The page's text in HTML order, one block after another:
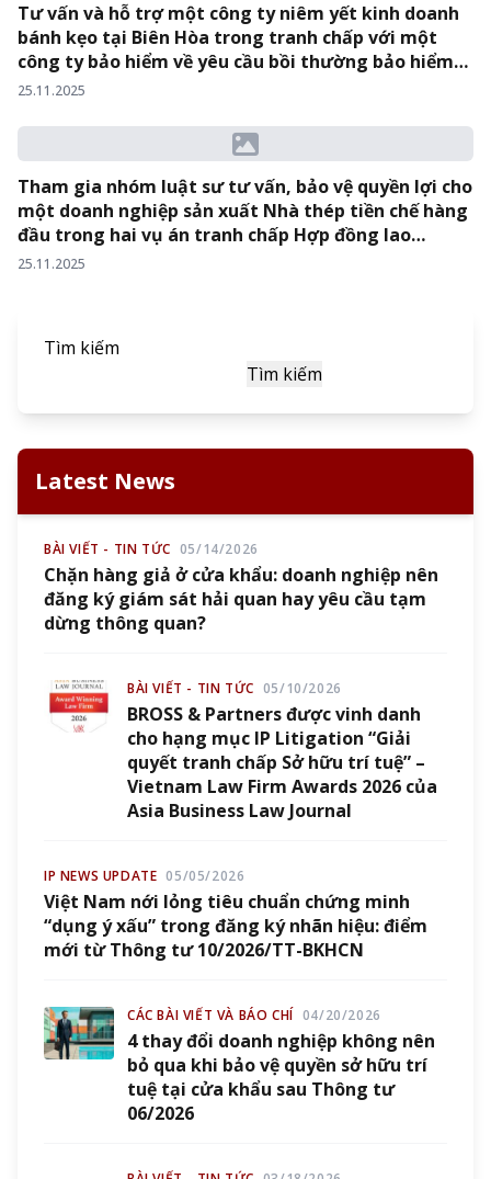
Tư vấn và hỗ trợ một công ty niêm yết kinh doanh
bánh kẹo tại Biên Hòa trong tranh chấp với một
công ty bảo hiểm về yêu cầu bồi thường bảo hiểm
cháy nhà máy…
25.11.2025
Tham gia nhóm luật sư tư vấn, bảo vệ quyền lợi cho
một doanh nghiệp sản xuất Nhà thép tiền chế hàng
đầu trong hai vụ án tranh chấp Hợp đồng lao
động…
25.11.2025
Tìm kiếm
Tìm kiếm
Latest News
BÀI VIẾT - TIN TỨC 05/14/2026
Chặn hàng giả ở cửa khẩu: doanh nghiệp nên
đăng ký giám sát hải quan hay yêu cầu tạm
dừng thông quan?
BÀI VIẾT - TIN TỨC 05/10/2026
BROSS & Partners được vinh danh
cho hạng mục IP Litigation “Giải
quyết tranh chấp Sở hữu trí tuệ” –
Vietnam Law Firm Awards 2026 của
Asia Business Law Journal
IP NEWS UPDATE 05/05/2026
Việt Nam nới lỏng tiêu chuẩn chứng minh
“dụng ý xấu” trong đăng ký nhãn hiệu: điểm
mới từ Thông tư 10/2026/TT-BKHCN
CÁC BÀI VIẾT VÀ BÁO CHÍ 04/20/2026
4 thay đổi doanh nghiệp không nên
bỏ qua khi bảo vệ quyền sở hữu trí
tuệ tại cửa khẩu sau Thông tư
06/2026